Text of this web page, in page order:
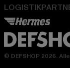
© DEFSHOP 2026.